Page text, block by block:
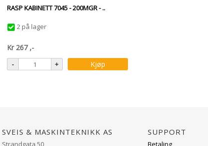
RASP KABINETT 7045 - 200MGR - ..
2 på lager
Kr 267 ,-
Kjøp
Sveis & Maskinteknikk AS
Strandgata 50
Support
Betaling